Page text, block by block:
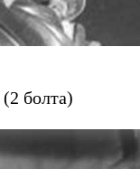
(2 болта)